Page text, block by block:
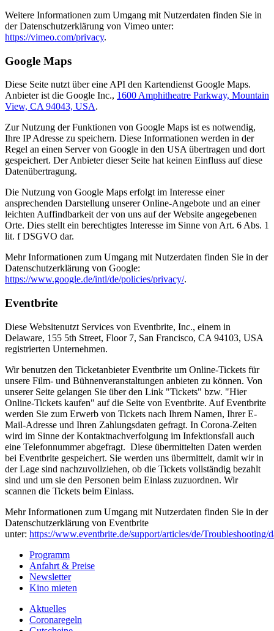
Weitere Informationen zum Umgang mit Nutzerdaten finden Sie in
der Datenschutzerklärung von Vimeo unter:
https://vimeo.com/privacy.
Google Maps
Diese Seite nutzt über eine API den Kartendienst Google Maps.
Anbieter ist die Google Inc., 1600 Amphitheatre Parkway, Mountain
View, CA 94043, USA.
Zur Nutzung der Funktionen von Google Maps ist es notwendig,
Ihre IP Adresse zu speichern. Diese Informationen werden in der
Regel an einen Server von Google in den USA übertragen und dort
gespeichert. Der Anbieter dieser Seite hat keinen Einfluss auf diese
Datenübertragung.
Die Nutzung von Google Maps erfolgt im Interesse einer
ansprechenden Darstellung unserer Online-Angebote und an einer
leichten Auffindbarkeit der von uns auf der Website angegebenen
Orte. Dies stellt ein berechtigtes Interesse im Sinne von Art. 6 Abs. 1
lit. f DSGVO dar.
Mehr Informationen zum Umgang mit Nutzerdaten finden Sie in der
Datenschutzerklärung von Google:
https://www.google.de/intl/de/policies/privacy/.
Eventbrite
Diese Websitenutzt Services von Eventbrite, Inc., einem in
Delaware, 155 5th Street, Floor 7, San Francisco, CA 94103, USA
registrierten Unternehmen.
Wir benutzen den Ticketanbieter Eventbrite um Online-Tickets für
unsere Film- und Bühnenveranstaltungen anbieten zu können. Von
unserer Seite gelangen Sie über den Link "Tickets" bzw. "Hier
Online-Tickets kaufen" auf die Seite von Eventbrite. Auf Eventbrite
werden Sie zum Erwerb von Tickets nach Ihrem Namen, Ihrer E-
Mail-Adresse und Ihren Zahlungsdaten gefragt. In Corona-Zeiten
wird im Sinne der Kontaktnachverfolgung im Infektionsfall auch
eine Telefonnummer abgefragt. Diese übermittelten Daten werden
bei Eventbrite gespeichert. Sie werden uns übermittelt, damit wir in
der Lage sind nachzuvollziehen, ob die Tickets vollständig bezahlt
sind und um sie den Personen beim Einlass zuzuordnen. Wir
scannen die Tickets beim Einlass.
Mehr Informationen zum Umgang mit Nutzerdaten finden Sie in der
Datenschutzerklärung von Eventbrite
unter: https://www.eventbrite.de/support/articles/de/Troubleshooting/
Programm
Anfahrt & Preise
Newsletter
Kino mieten
Aktuelles
Coronaregeln